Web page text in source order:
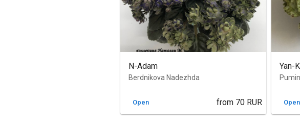
N-Adam
Berdnikova Nadezhda
Open from 70 RUR
Yan-
Open